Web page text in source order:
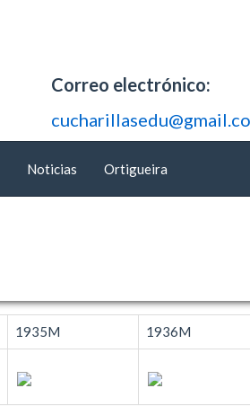
Correo electrónico:
Noticias Ortigueira
1935M 1936M